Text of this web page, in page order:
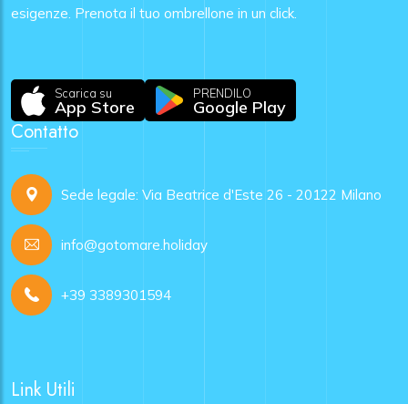
esigenze. Prenota il tuo ombrellone in un click.
Scarica su
App Store
PRENDILO
Google Play
Contatto
Sede legale: Via Beatrice d'Este 26 - 20122 Milano
info@gotomare.holiday
+39 3389301594
Link Utili